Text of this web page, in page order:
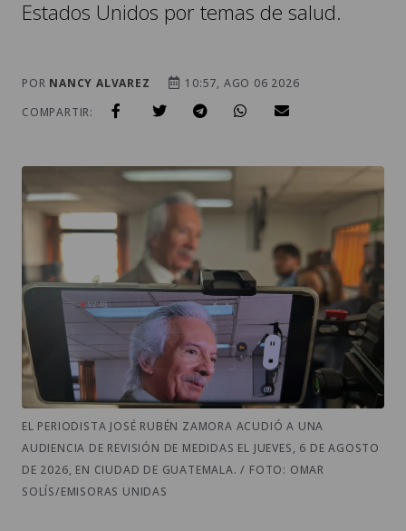
Estados Unidos por temas de salud.
POR NANCY ALVAREZ
10:57, AGO 06 2026
COMPARTIR:
EL PERIODISTA JOSÉ RUBÉN ZAMORA ACUDIÓ A UNA
AUDIENCIA DE REVISIÓN DE MEDIDAS EL JUEVES, 6 DE AGOSTO
DE 2026, EN CIUDAD DE GUATEMALA. / FOTO: OMAR
SOLÍS/EMISORAS UNIDAS